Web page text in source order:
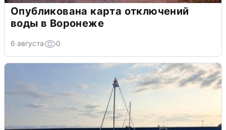
Опубликована карта отключений
воды в Воронеже
6 августа 0